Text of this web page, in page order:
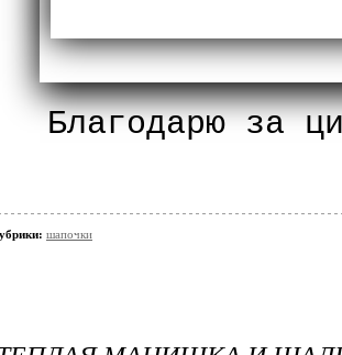
Благодарю за
шапочки